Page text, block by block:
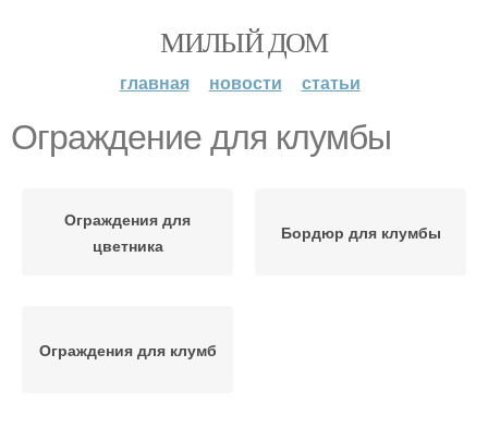
МИЛЫЙ ДОМ
главная новости статьи
Ограждение для клумбы
Ограждения для
цветника
Бордюр для клумбы
Ограждения для клумб